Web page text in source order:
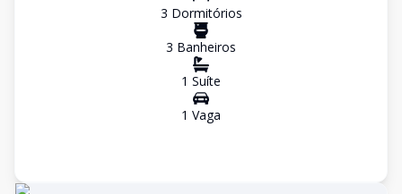
3 Dormitórios
3 Banheiros
1 Suíte
1 Vaga